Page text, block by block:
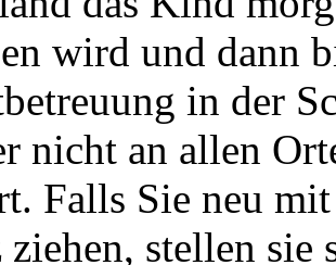
wird und dann
in der
nicht an allen
Falls Sie neu
ziehen, stellen